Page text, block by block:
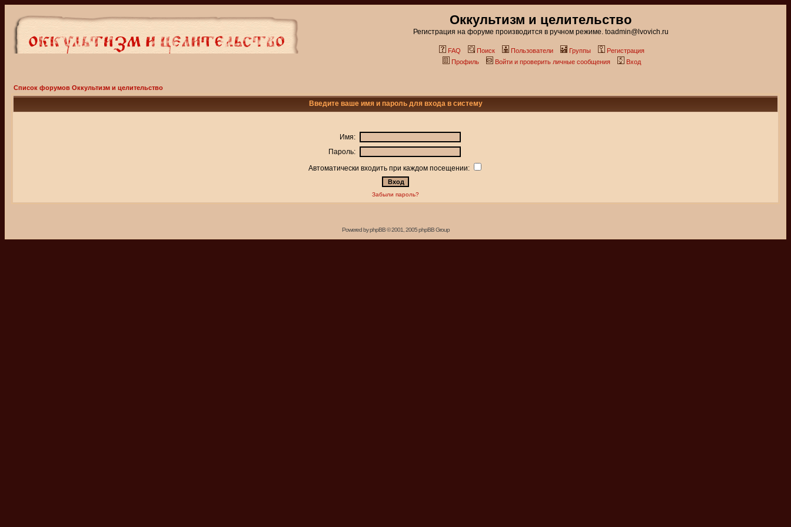
Оккультизм и целительство
Регистрация на форуме производится в ручном режиме. toadmin@lvovich.ru
FAQ Поиск Пользователи Группы
Регистрация
Профиль
Войти и проверить личные сообщения Вход
Список форумов Оккультизм и целительство
Введите ваше имя и пароль для входа в систему
Имя:
Пароль:
Автоматически входить при каждом посещении:
Забыли пароль?
Powered byphpBB© 2001, 2005 phpBB Group